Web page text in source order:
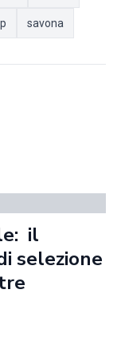
savona
il
selezione